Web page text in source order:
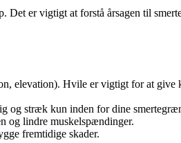
er vigtigt at forstå årsagen til
elevation). Hvile er vigtigt for at give
og stræk kun inden for dine
og lindre muskelspændinger.
fremtidige skader.